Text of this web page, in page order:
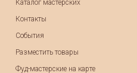
Каталог мастерских
Контакты
События
Разместить товары
Фуд-мастерские на карте